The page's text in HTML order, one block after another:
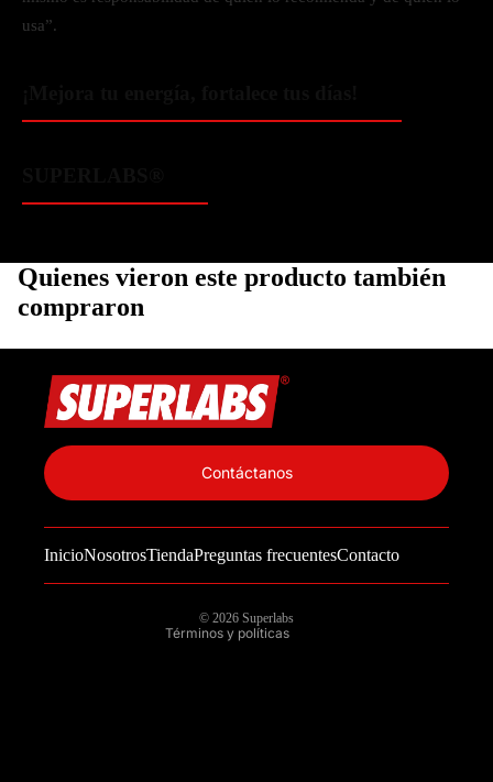
usa”.
Quienes vieron este producto también
compraron
InicioNosotrosTiendaPreguntas frecuentesContacto
Contáctanos
© 2026 Superlabs
Términos y políticas
Información de contacto
Política de reembolso
Términos del servicio
Política de envío